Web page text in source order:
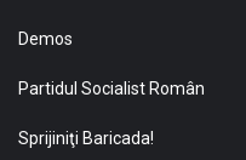
Demos
Partidul Socialist Român
Sprijiniţi Baricada!